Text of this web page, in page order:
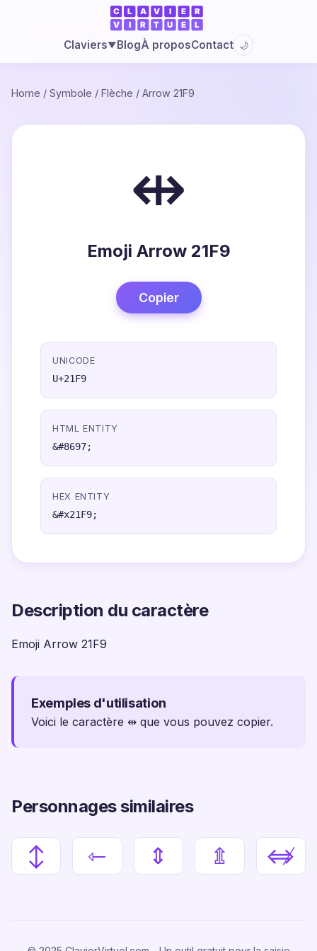
Claviers▼BlogÀ proposContact 🌙
Home / Symbole / Flèche / Arrow 21F9
⇹
Emoji Arrow 21F9
Copier
UNICODE
U+21F9
HTML ENTITY
&#8697;
HEX ENTITY
&#x21F9;
Description du caractère
Emoji Arrow 21F9
Exemples d'utilisation
Voici le caractère ⇹ que vous pouvez copier.
Personnages similaires
↕ ⇽ ⇕ ⇭ ⇎